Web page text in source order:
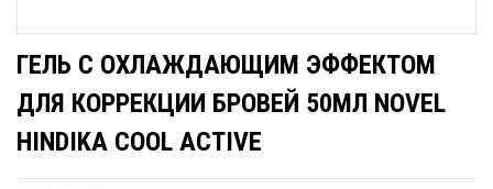
ГЕЛЬ С ОХЛАЖДАЮЩИМ ЭФФЕКТОМ
ДЛЯ КОРРЕКЦИИ БРОВЕЙ 50МЛ NOVEL
HINDIKA COOL ACTIVE